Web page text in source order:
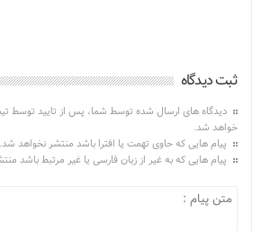
ثبت دیدگاه
دیدگاه های ارسال شده توسط شما، پس از تایید توسط
خواهد شد.
پیام هایی که حاوی تهمت یا افترا باشد منتشر نخواهد شد.
پیام هایی که به غیر از زبان فارسی یا غیر مرتبط باشد